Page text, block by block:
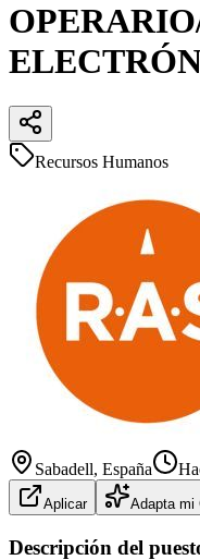
Recursos Humanos
Sabadell, España
Aplicar Adapta mi
Descripción del